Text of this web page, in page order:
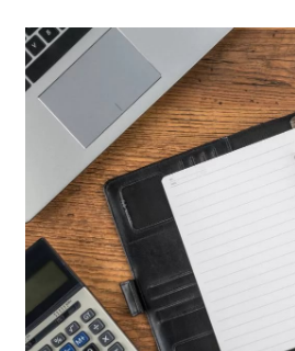
непредставление обеспечения
являются самостоятельными и
основаниями для включения
реестр недобросовестных
Согласно статье 51
участники закупки, whose
обязаны подписать проект
контракта, направленный